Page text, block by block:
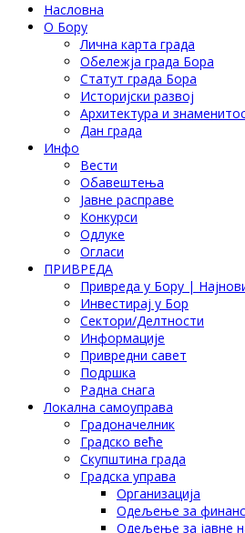
Насловна
О Бору
Лична карта града
Обележја града Бора
Статут града Бора
Историјски развој
Архитектура и
Дан града
Инфо
Вести
Обавештења
Јавне расправе
Конкурси
Одлуке
Огласи
ПРИВРЕДА
Привреда у Бору |
Инвестирај у Бор
Сектори/Делтности
Информације
Привредни савет
Подршка
Радна снага
Локална самоуправа
Градоначелник
Градско веће
Скупштина града
Градска управа
Организација
Одељење за
Одељење за јавне